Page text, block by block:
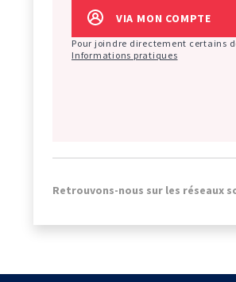
VIA MON COMPTE
Pour joindre directement certains
Informations pratiques
Retrouvons-nous sur les réseaux